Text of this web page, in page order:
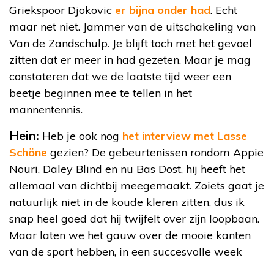
Griekspoor Djokovic er bijna onder had. Echt
maar net niet. Jammer van de uitschakeling van
Van de Zandschulp. Je blijft toch met het gevoel
zitten dat er meer in had gezeten. Maar je mag
constateren dat we de laatste tijd weer een
beetje beginnen mee te tellen in het
mannentennis.
Hein: Heb je ook nog het interview met Lasse
Schöne gezien? De gebeurtenissen rondom Appie
Nouri, Daley Blind en nu Bas Dost, hij heeft het
allemaal van dichtbij meegemaakt. Zoiets gaat je
natuurlijk niet in de koude kleren zitten, dus ik
snap heel goed dat hij twijfelt over zijn loopbaan.
Maar laten we het gauw over de mooie kanten
van de sport hebben, in een succesvolle week